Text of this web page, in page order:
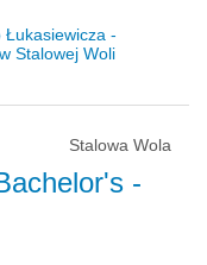
Łukasiewicza -
Stalowej Woli
Stalowa Wola
-